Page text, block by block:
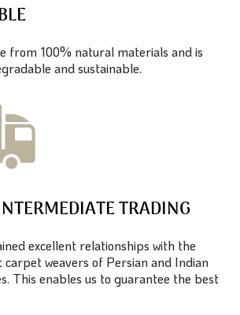
from 100% natural materials and is
and sustainable.
TRADING
excellent relationships with the
weavers of Persian and Indian
This enables us to guarantee the best